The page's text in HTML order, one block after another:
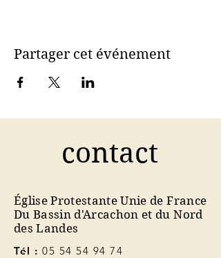
Partager cet événement
contact
Église Protestante Unie de France
Du Bassin d'Arcachon et du Nord
des Landes
Tél : 05 54 54 94 74